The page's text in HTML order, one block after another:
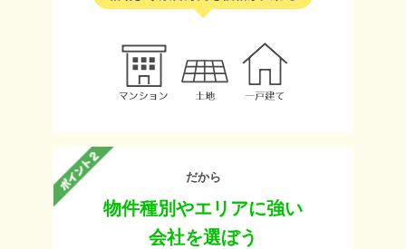
だから
物件種別やエリアに強い
会社を選ぼう